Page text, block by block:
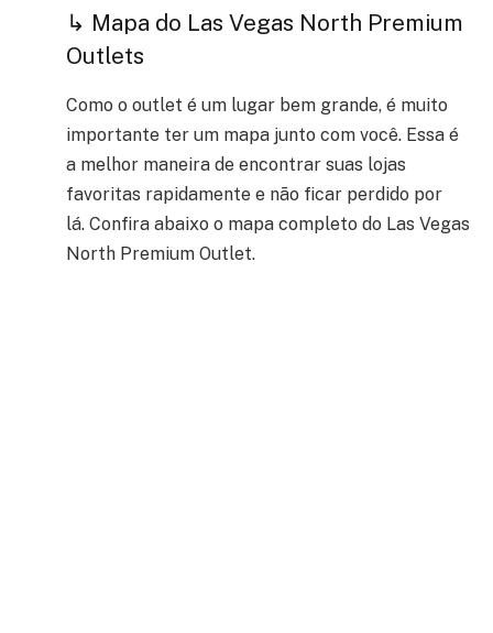
↳ Mapa do Las Vegas North Premium
Outlets
Como o outlet é um lugar bem grande, é muito
importante ter um mapa junto com você. Essa é
a melhor maneira de encontrar suas lojas
favoritas rapidamente e não ficar perdido por
lá. Confira abaixo o mapa completo do Las Vegas
North Premium Outlet.